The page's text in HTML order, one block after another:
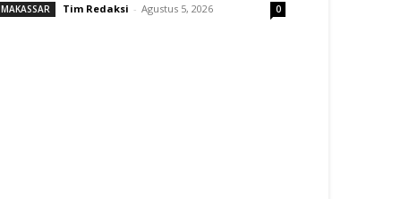
MAKASSAR Tim Redaksi - Agustus 5, 2026 0